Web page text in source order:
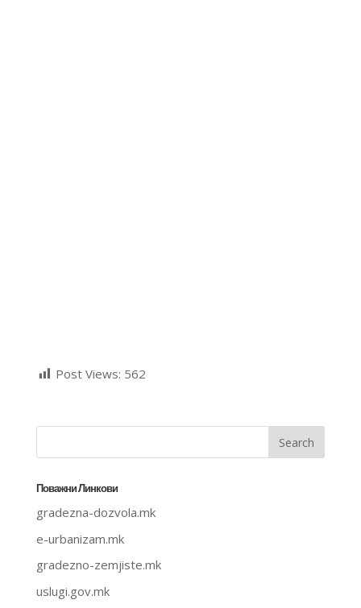
Post Views: 562
Поважни Линкови
gradezna-dozvola.mk
e-urbanizam.mk
gradezno-zemjiste.mk
uslugi.gov.mk